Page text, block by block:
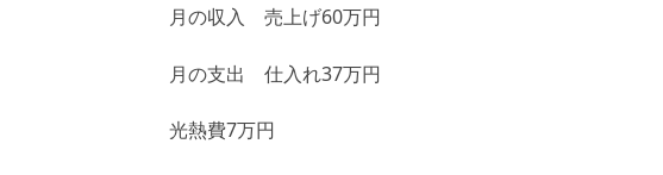
月の収入 売上げ60万円
月の支出 仕入れ37万円
光熱費7万円